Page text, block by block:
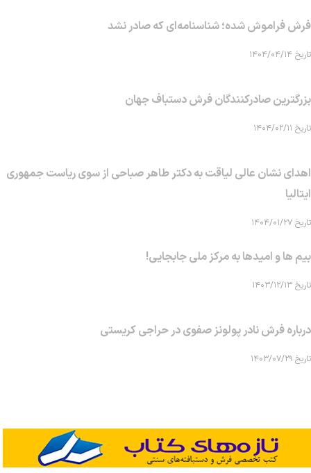
فرش فراموش شده؛ شناسنامه‌ای که صادر نشد
تاریخ ۱۴۰۴/۰۴/۱۴
بزرگترین صادرکنندگان فرش دستباف جهان
تاریخ ۱۴۰۴/۰۲/۱۱
اهدای نشان عالی لیاقت به دکتر طاهر صباحی از سوی ریاست جمهوری
ایتالیا
تاریخ ۱۴۰۴/۰۱/۲۷
بیم ها و امیدها به مرکز ملی جابجایی!
تاریخ ۱۴۰۳/۱۲/۱۳
درباره فرش نادر پولونز صفوی در حراجی کریستی
تاریخ ۱۴۰۳/۰۷/۲۹